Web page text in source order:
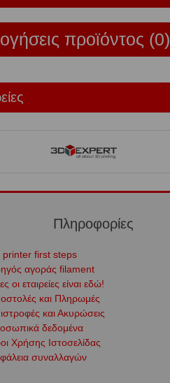
προϊόντος (0)
Πληροφορίες
printer first steps
αγοράς filament
οι εταιρείες είναι εδώ!
και Πληρωμές
και Ακυρώσεις
δεδομένα
Χρήσης Ιστοσελίδας
συναλλαγών